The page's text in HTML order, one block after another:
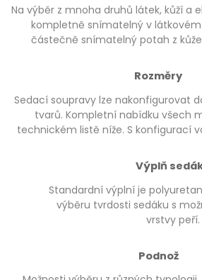
Na výběr z mnoha druhů látek, kůží a
kompletně snímatelný v
částečně snímatelný potah z kůže
Rozměry
Sedací soupravy lze nakonfigurovat
tvarů. Kompletní nabídku všech
technickém listě níže. S konfigurací
Výplň
Standardní výplní je
výběru tvrdosti sedáku s
vrstvy peří.
Podnož